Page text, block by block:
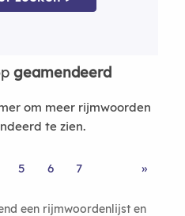
geamendeerd
om meer rijmwoorden
te zien.
5 6 7 »
een rijmwoordenlijst en